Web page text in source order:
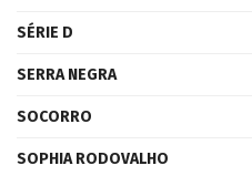
SÉRIE D
SERRA NEGRA
SOCORRO
SOPHIA RODOVALHO